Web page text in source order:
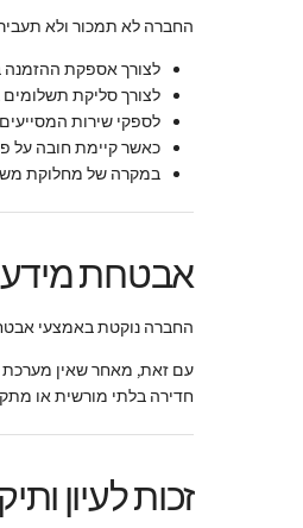
החברה לא תמכור ולא
לצורך אספקת ההזמנה
לצורך סליקת
לספקי שירות
כאשר קיימת חובה על
במקרה של מחלוקת
אבטחת מידע
החברה נוקטת באמצעי
עם זאת, מאחר שאין מערכת
חדירה בלתי מורשית או
זכות לעיון